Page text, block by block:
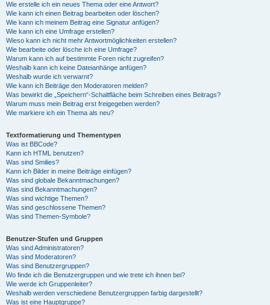
Wie erstelle ich ein neues Thema oder eine Antwort?
Wie kann ich einen Beitrag bearbeiten oder löschen?
Wie kann ich meinem Beitrag eine Signatur anfügen?
Wie kann ich eine Umfrage erstellen?
Wieso kann ich nicht mehr Antwortmöglichkeiten erstellen?
Wie bearbeite oder lösche ich eine Umfrage?
Warum kann ich auf bestimmte Foren nicht zugreifen?
Weshalb kann ich keine Dateianhänge anfügen?
Weshalb wurde ich verwarnt?
Wie kann ich Beiträge den Moderatoren melden?
Was bewirkt die „Speichern“-Schaltfläche beim Schreiben eines Beitrags?
Warum muss mein Beitrag erst freigegeben werden?
Wie markiere ich ein Thema als neu?
Textformatierung und Thementypen
Was ist BBCode?
Kann ich HTML benutzen?
Was sind Smilies?
Kann ich Bilder in meine Beiträge einfügen?
Was sind globale Bekanntmachungen?
Was sind Bekanntmachungen?
Was sind wichtige Themen?
Was sind geschlossene Themen?
Was sind Themen-Symbole?
Benutzer-Stufen und Gruppen
Was sind Administratoren?
Was sind Moderatoren?
Was sind Benutzergruppen?
Wo finde ich die Benutzergruppen und wie trete ich ihnen bei?
Wie werde ich Gruppenleiter?
Weshalb werden verschiedene Benutzergruppen farbig dargestellt?
Was ist eine Hauptgruppe?